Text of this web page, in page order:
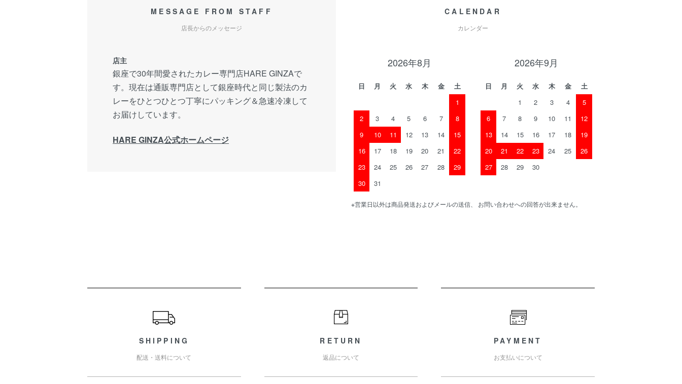
MESSAGE FROM STAFF
店長からのメッセージ
店主
銀座で30年間愛されたカレー専門店HARE GINZAで
す。現在は通販専門店として銀座時代と同じ製法のカ
レーをひとつひとつ丁寧にパッキング＆急速冷凍して
お届けしています。
HARE GINZA公式ホームページ
CALENDAR
カレンダー
2026年8月
日 月 火 水 木 金
土
1
2
3 4 5 6 7
8
9
10 11 12 13 14
15
16
17 18 19 20 21
22
23
24 25 26 27 28
29
30
31
2026年9月
日 月 火 水 木 金
土
1
2 3 4
5
6
7 8 9 10 11
12
13
14 15 16 17 18
19
20
21 22 23 24 25
26
27
28 29 30
※営業日以外は商品発送およびメールの送信、 お問い合わせへの回答が出来ません。
SHIPPING
配送・送料について
RETURN
返品について
PAYMENT
お支払いについて